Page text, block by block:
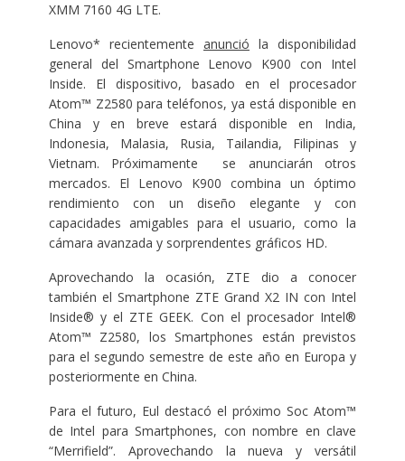
XMM 7160 4G LTE.
Lenovo* recientemente anunció la disponibilidad
general del Smartphone Lenovo K900 con Intel
Inside. El dispositivo, basado en el procesador
Atom™ Z2580 para teléfonos, ya está disponible en
China y en breve estará disponible en India,
Indonesia, Malasia, Rusia, Tailandia, Filipinas y
Vietnam. Próximamente se anunciarán otros
mercados. El Lenovo K900 combina un óptimo
rendimiento con un diseño elegante y con
capacidades amigables para el usuario, como la
cámara avanzada y sorprendentes gráficos HD.
Aprovechando la ocasión, ZTE dio a conocer
también el Smartphone ZTE Grand X2 IN con Intel
Inside® y el ZTE GEEK. Con el procesador Intel®
Atom™ Z2580, los Smartphones están previstos
para el segundo semestre de este año en Europa y
posteriormente en China.
Para el futuro, Eul destacó el próximo Soc Atom™
de Intel para Smartphones, con nombre en clave
“Merrifield”. Aprovechando la nueva y versátil